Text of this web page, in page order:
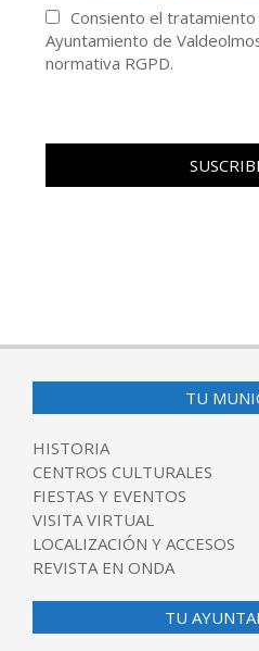
Consiento el
Ayuntamiento de
normativa RGPD.
TU
HISTORIA
CENTROS CULTURALES
FIESTAS Y EVENTOS
VISITA VIRTUAL
LOCALIZACIÓN Y ACCESOS
REVISTA EN ONDA
TU